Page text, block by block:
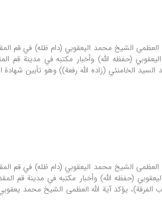
(حفظه الله) وأخبار مكتبه في مدينة قم
الخامنئي (زاده الله رفعة)) وهو تأبین شهادة
(حفظه الله) وأخبار مكتبه في مدينة قم
الفرقة)، یؤكد آية الله العظمى الشيخ محمد